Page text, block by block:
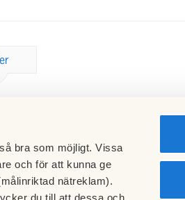
bra som möjligt. Vissa
och för att kunna ge
nätreklam).